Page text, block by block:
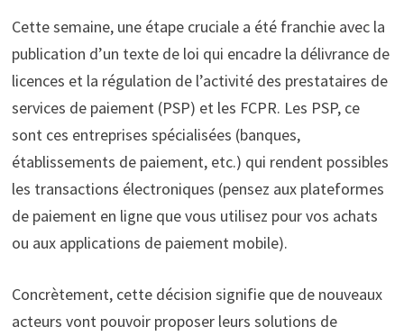
Cette semaine, une étape cruciale a été franchie avec la
publication d’un texte de loi qui encadre la délivrance de
licences et la régulation de l’activité des prestataires de
services de paiement (PSP) et les FCPR. Les PSP, ce
sont ces entreprises spécialisées (banques,
établissements de paiement, etc.) qui rendent possibles
les transactions électroniques (pensez aux plateformes
de paiement en ligne que vous utilisez pour vos achats
ou aux applications de paiement mobile).
Concrètement, cette décision signifie que de nouveaux
acteurs vont pouvoir proposer leurs solutions de